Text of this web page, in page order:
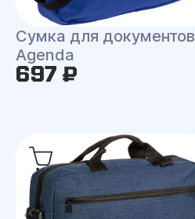
Сумка для документов
Agenda
697 ₽